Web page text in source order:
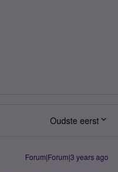
Oudste eerst
Forum|Forum|3 years ago